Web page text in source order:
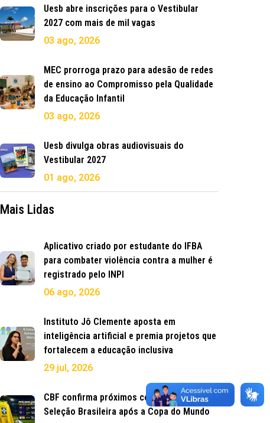
Uesb abre inscrições para o Vestibular
2027 com mais de mil vagas
03 ago, 2026
MEC prorroga prazo para adesão de redes
de ensino ao Compromisso pela Qualidade
da Educação Infantil
03 ago, 2026
Uesb divulga obras audiovisuais do
Vestibular 2027
01 ago, 2026
Mais Lidas
Aplicativo criado por estudante do IFBA
para combater violência contra a mulher é
registrado pelo INPI
06 ago, 2026
Instituto Jô Clemente aposta em
inteligência artificial e premia projetos que
fortalecem a educação inclusiva
29 jul, 2026
CBF confirma próximos compromissos da
Seleção Brasileira após a Copa do Mundo